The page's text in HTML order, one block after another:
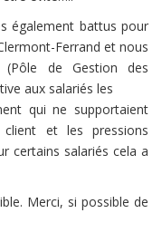
également battus pour
Ferrand et nous
de Gestion des
aux salariés les
qui ne supportaient
et les pressions
certains salariés cela a
Merci, si possible de